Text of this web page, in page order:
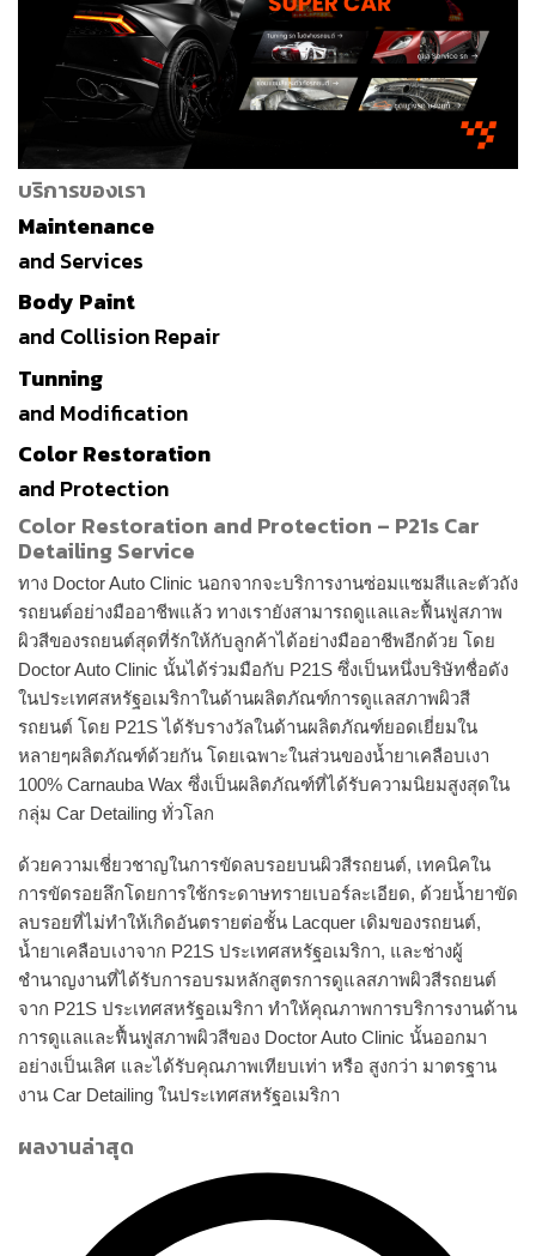
บริการของเรา
Maintenance
and Services
Body Paint
and Collision Repair
Tunning
and Modification
Color Restoration
and Protection
Color Restoration and Protection – P21s Car
Detailing Service
ทาง Doctor Auto Clinic นอกจากจะบริการงานซ่อมแซมสีและตัวถัง
รถยนต์อย่างมืออาชีพแล้ว ทางเรายังสามารถดูแลและฟื้นฟูสภาพ
ผิวสีของรถยนต์สุดที่รักให้กับลูกค้าได้อย่างมืออาชีพอีกด้วย โดย
Doctor Auto Clinic นั้นได้ร่วมมือกับ P21S ซึ่งเป็นหนึ่งบริษัทชื่อดัง
ในประเทศสหรัฐอเมริกาในด้านผลิตภัณฑ์การดูแลสภาพผิวสี
รถยนต์ โดย P21S ได้รับรางวัลในด้านผลิตภัณฑ์ยอดเยี่ยมใน
หลายๆผลิตภัณฑ์ด้วยกัน โดยเฉพาะในส่วนของน้ำยาเคลือบเงา
100% Carnauba Wax ซึ่งเป็นผลิตภัณฑ์ที่ได้รับความนิยมสูงสุดใน
กลุ่ม Car Detailing ทั่วโลก
ด้วยความเชี่ยวชาญในการขัดลบรอยบนผิวสีรถยนต์, เทคนิคใน
การขัดรอยลึกโดยการใช้กระดาษทรายเบอร์ละเอียด, ด้วยน้ำยาขัด
ลบรอยที่ไม่ทำให้เกิดอันตรายต่อชั้น Lacquer เดิมของรถยนต์,
น้ำยาเคลือบเงาจาก P21S ประเทศสหรัฐอเมริกา, และช่างผู้
ชำนาญงานที่ได้รับการอบรมหลักสูตรการดูแลสภาพผิวสีรถยนต์
จาก P21S ประเทศสหรัฐอเมริกา ทำให้คุณภาพการบริการงานด้าน
การดูแลและฟื้นฟูสภาพผิวสีของ Doctor Auto Clinic นั้นออกมา
อย่างเป็นเลิศ และได้รับคุณภาพเทียบเท่า หรือ สูงกว่า มาตรฐาน
งาน Car Detailing ในประเทศสหรัฐอเมริกา
ผลงานล่าสุด